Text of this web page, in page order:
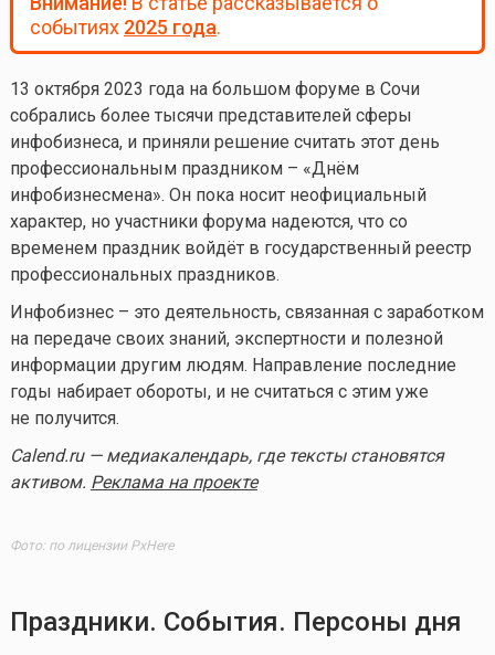
событиях 2025 года.
13 октября 2023 года на большом форуме в Сочи
собрались более тысячи представителей сферы
инфобизнеса, и приняли решение считать этот день
профессиональным праздником – «Днём
инфобизнесмена». Он пока носит неофициальный
характер, но участники форума надеются, что со
временем праздник войдёт в государственный реестр
профессиональных праздников.
Инфобизнес – это деятельность, связанная с заработком
на передаче своих знаний, экспертности и полезной
информации другим людям. Направление последние
годы набирает обороты, и не считаться с этим уже
не получится.
Calend.ru — медиакалендарь, где тексты становятся
активом. Реклама на проекте
Фото: по лицензии PxHere
Праздники. События. Персоны дня